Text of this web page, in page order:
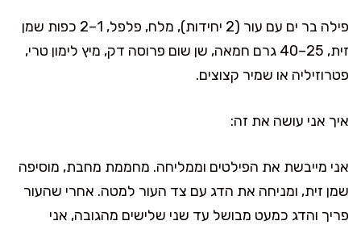
פילה בר ים עם עור (2 יחידות), מלח, פלפל, 1–2 כפות שמן
זית, 25–40 גרם חמאה, שן שום פרוסה דק, מיץ לימון טרי,
פטרוזיליה או שמיר קצוצים.
איך אני עושה את זה:
אני מייבשת את הפילטים וממליחה. מחממת מחבת, מוסיפה
שמן זית, ומניחה את הדג עם צד העור למטה. אחרי שהעור
פריך והדג כמעט מבושל עד שני שלישים מהגובה, אני